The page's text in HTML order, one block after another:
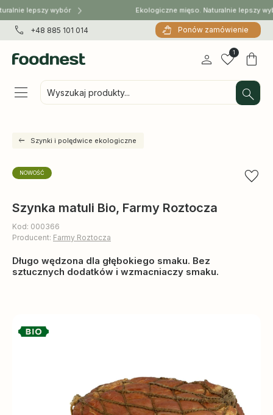
lepszy wybór Ekologiczne mięso. Naturalnie lepszy
+48 885 101 014 Ponów zamówienie
Wyszukaj produkty...
1
Szynki i polędwice ekologiczne
NOWOŚĆ
Szynka matuli Bio, Farmy Roztocza
Kod: 000366
Producent: Farmy Roztocza
Długo wędzona dla głębokiego smaku. Bez
sztucznych dodatków i wzmacniaczy smaku.